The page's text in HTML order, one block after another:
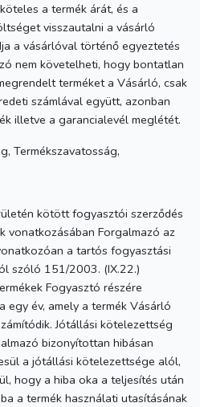
a termék árát, és a
visszautalni a vásárló
a vásárlóval történő egyeztetés
nem követelheti, hogy bontatlan
terméket a Vásárló, csak
számlával együtt, azonban
illetve a garancialevél meglétét.
Termékszavatosság,
kötött fogyasztói szerződés
vonatkozásában Forgalmazó az
a tartós fogyasztási
szóló 151/2003. (IX.22.)
Fogyasztó részére
év, amely a termék Vásárló
Jótállási kötelezettség
bizonyítottan hibásan
a jótállási kötelezettsége alól,
hogy a hiba oka a teljesítés után
a termék használati utasításának